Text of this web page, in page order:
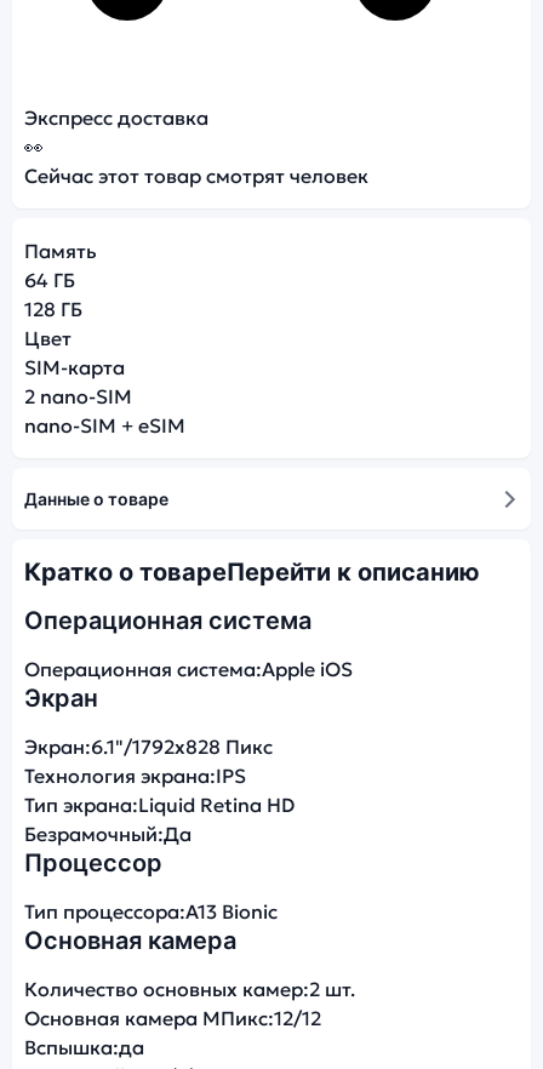
Экспресс доставка
👀
Сейчас этот товар смотрят человек
Память
64 ГБ
128 ГБ
Цвет
SIM-карта
2 nano-SIM
nano-SIM + eSIM
Данные о товаре
Кратко о товареПерейти к описанию
Операционная система
Операционная система:Apple iOS
Экран
Экран:6.1"/1792x828 Пикс
Технология экрана:IPS
Тип экрана:Liquid Retina HD
Безрамочный:Да
Процессор
Тип процессора:A13 Bionic
Основная камера
Количество основных камер:2 шт.
Основная камера МПикс:12/12
Вспышка:да